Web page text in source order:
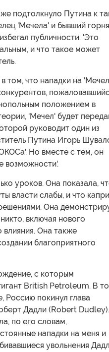
подтолкнуло Путина к
'Мечела' и бывший
публичности. 'Это
и что такое может
том, что нападки на
положением в
'Мечел' будет
руководит один из
Путина Игорь
Но вместе с тем, он
возможности'.
уроков. Она показала,
власти слабы, и что
Она
включая нового
влияния. Она также
благоприятного
с которым
British Petroleum. В
Россию покинул глава
Дадли (Robert Dudley).
по его словам,
нападки на меня и
увольнения